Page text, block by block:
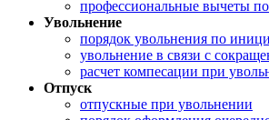
профессиональные вычеты
Увольнение
порядок увольнения по
увольнение в связи с
расчет компесации при
Отпуск
отпускные при увольнении